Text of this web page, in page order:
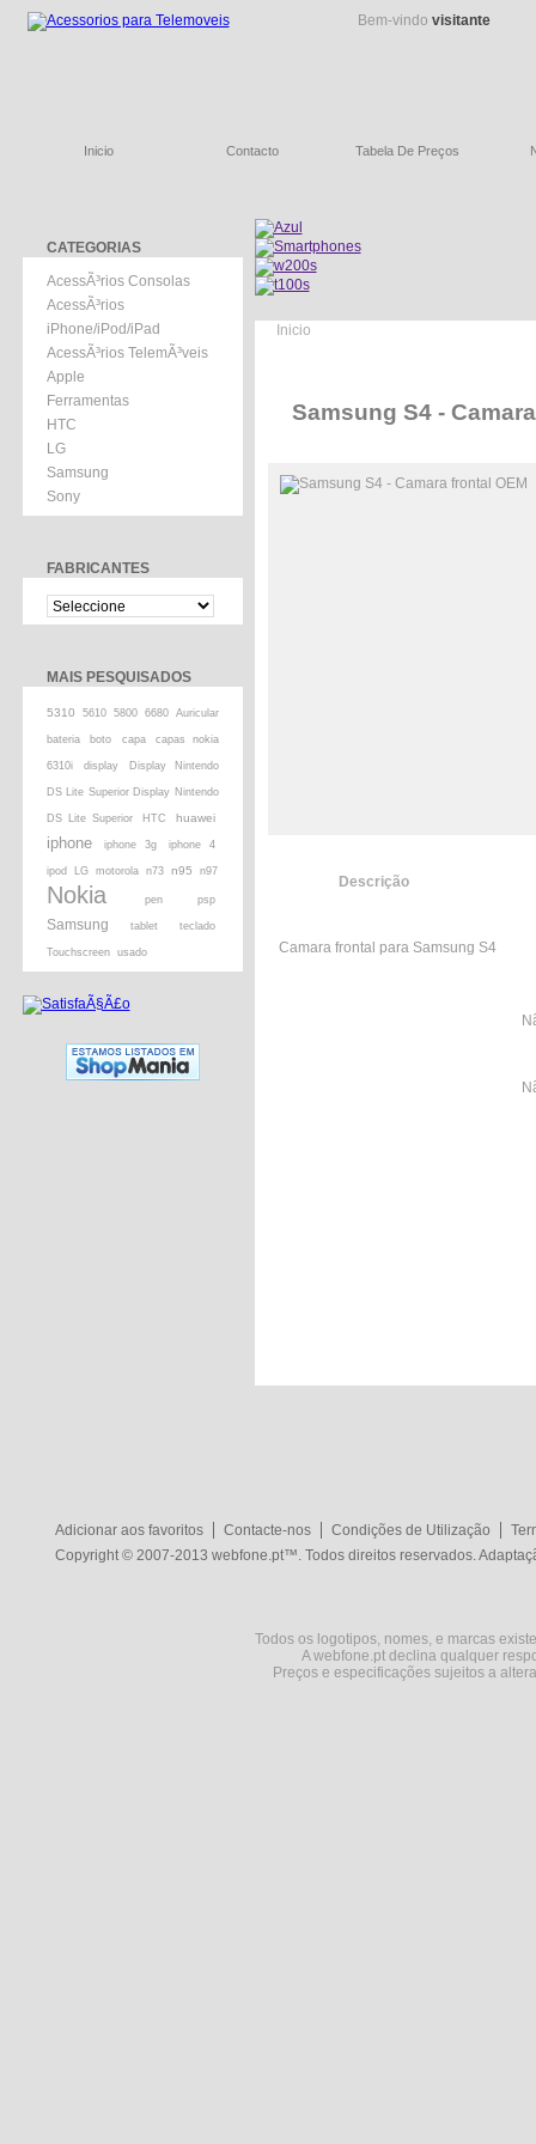
Bem-vindo visitante
Inicio Contacto Tabela De Preços
CATEGORIAS
AcessÃ³rios Consolas
AcessÃ³rios
iPhone/iPod/iPad
AcessÃ³rios TelemÃ³veis
Apple
Ferramentas
HTC
LG
Samsung
Sony
FABRICANTES
MAIS PESQUISADOS
5310 5610 5800 6680 Auricular
bateria boto capa capas nokia
6310i display Display Nintendo
DS Lite Superior Display Nintendo
DS Lite Superior HTC huawei
iphone iphone 3g iphone 4
ipod LG motorola n73 n95 n97
Nokia pen psp
Samsung tablet teclado
Touchscreen usado
Inicio
Samsung S4 -
Descrição
Camara frontal para Samsung S4
Adicionar aos favoritos Contacte-nos Condições de Utilização
Copyright © 2007-2013 webfone.pt™. Todos direitos reservados.
Todos os logotipos, nomes, e marcas
A webfone.pt declina qualquer
Preços e especificações sujeitos a